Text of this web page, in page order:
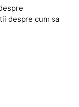
despre cum sa